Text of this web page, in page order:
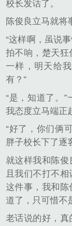
校长发话了。
陈俊良立马就将
“这样啊，虽说
拍不响，楚天狂
一样，明天给
有？”
“是，知道了。”
我态度立马端正
“好了，你们俩
胖子校长下了逐
就这样我和陈
且我们不打不
这件事，我和陈
道了，只可惜不
老话说的好，